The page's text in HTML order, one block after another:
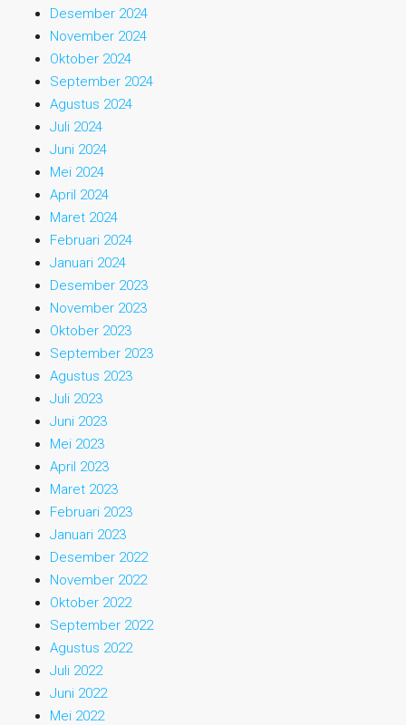
Desember 2024
November 2024
Oktober 2024
September 2024
Agustus 2024
Juli 2024
Juni 2024
Mei 2024
April 2024
Maret 2024
Februari 2024
Januari 2024
Desember 2023
November 2023
Oktober 2023
September 2023
Agustus 2023
Juli 2023
Juni 2023
Mei 2023
April 2023
Maret 2023
Februari 2023
Januari 2023
Desember 2022
November 2022
Oktober 2022
September 2022
Agustus 2022
Juli 2022
Juni 2022
Mei 2022